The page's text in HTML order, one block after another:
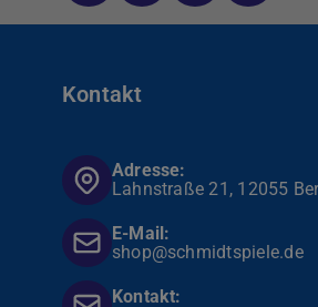
Kontakt
Adresse:
Lahnstraße 21, 12055
E-Mail:
shop@schmidtspiele.de
Kontakt: